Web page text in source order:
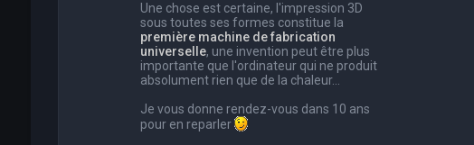
Une chose est certaine, l'impression 3D
sous toutes ses formes constitue la
première machine de fabrication
universelle, une invention peut être plus
importante que l'ordinateur qui ne produit
absolument rien que de la chaleur...
Je vous donne rendez-vous dans 10 ans
pour en reparler